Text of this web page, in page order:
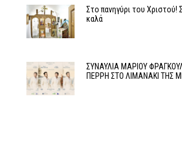
Στο πανηγύρι του Χριστού!
καλά
ΣΥΝΑΥΛΙΑ ΜΑΡΙΟΥ
ΠΕΡΡΗ ΣΤΟ ΛΙΜΑΝΑΚΙ ΤΗΣ